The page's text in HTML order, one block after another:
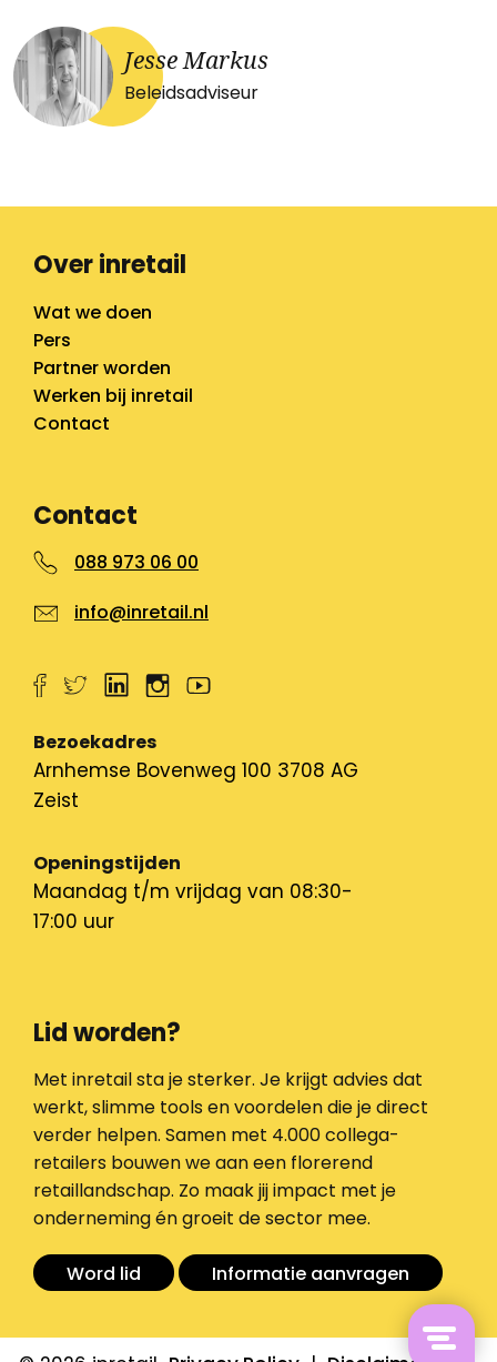
Jesse Markus
Beleidsadviseur
Over inretail
Wat we doen
Pers
Partner worden
Werken bij inretail
Contact
Contact
088 973 06 00
info@inretail.nl
Bezoekadres
Arnhemse Bovenweg 100 3708 AG
Zeist
Openingstijden
Maandag t/m vrijdag van 08:30-
17:00 uur
Lid worden?
Met inretail sta je sterker. Je krijgt advies dat
werkt, slimme tools en voordelen die je direct
verder helpen. Samen met 4.000 collega-
retailers bouwen we aan een florerend
retaillandschap. Zo maak jij impact met je
onderneming én groeit de sector mee.
Word lid Informatie aanvragen